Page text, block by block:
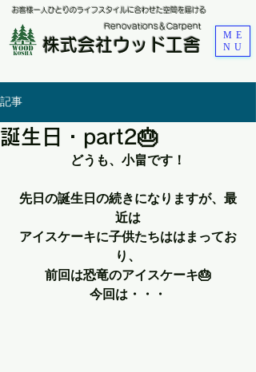
お客様一人ひとりのライフスタイルに合わせた空間を届ける
株式会社ウッド工舎
​Renovations＆Carpent
ME
NU
記事
誕生日・part2🎂
どうも、小畠です！
先日の誕生日の続きになりますが、最
近は
アイスケーキに子供たちははまってお
り、
前回は恐竜のアイスケーキ🎂
今回は・・・